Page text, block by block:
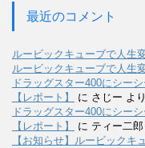
最近のコメント
ルービックキューブで人生
ルービックキューブで人生
ドラッグスター400にシー
【レポート】
に さじー より
ドラッグスター400にシー
【レポート】
に ティー二郎
【お知らせ】ルービックキ